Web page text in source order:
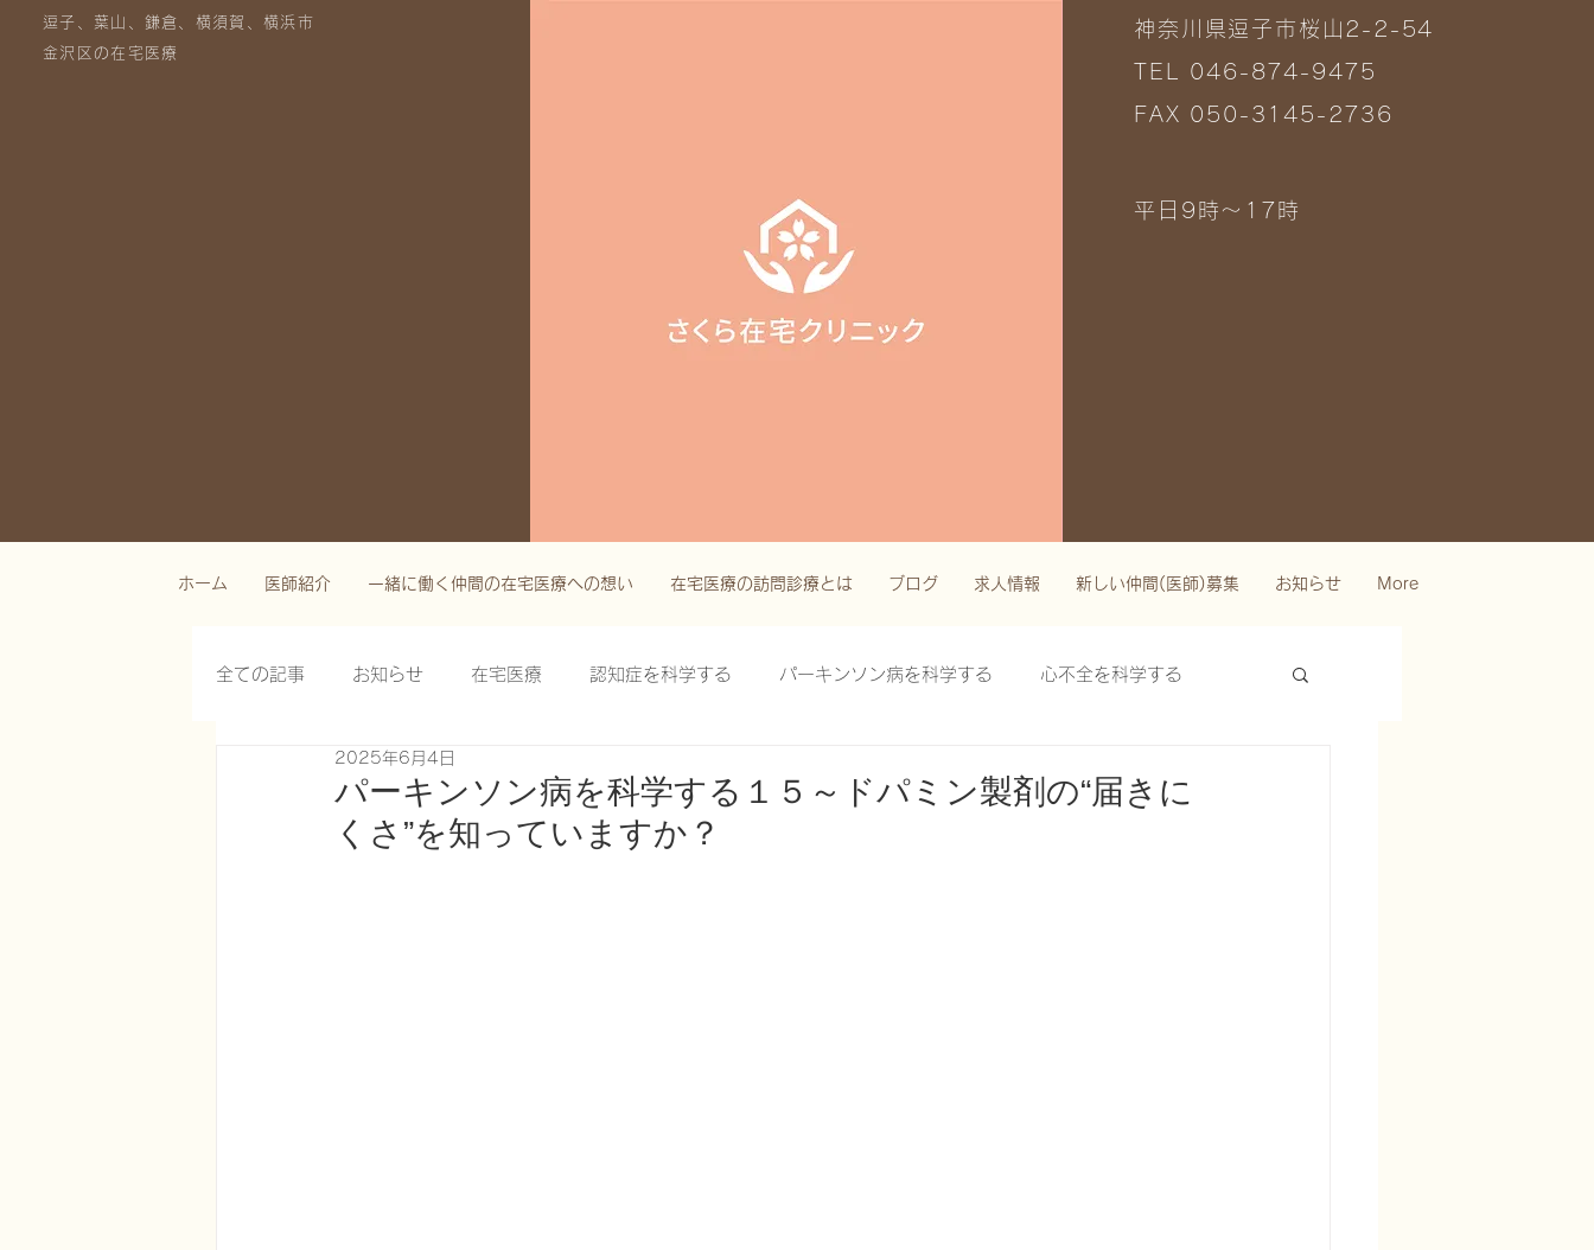
逗子、葉山、鎌倉、横須賀、横浜市
金沢区の在宅医療
神奈川県逗子市桜山2-2-54
TEL 046-874-9475
FAX 050-3145-2736
平日9時～17時
ホーム 医師紹介 一緒に働く仲間の在宅医療への想い 在宅医療の訪問診療とは ブログ 求人情報 新しい仲間(医師)募集 お知らせ More
全ての記事 お知らせ 在宅医療 認知症を科学する パーキンソン病を科学する 心不全を科学する
栄養管理を科学する
パーキンソン病を科学する１５～ドパミン製剤の“届きに
くさ”を知っていますか？
2025年6月4日